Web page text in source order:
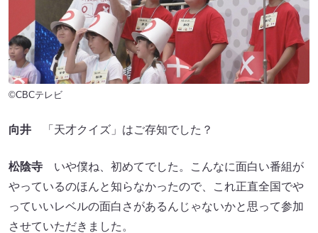
©CBCテレビ
向井 「天才クイズ」はご存知でした？
松陰寺 いや僕ね、初めてでした。こんなに面白い番組が
やっているのほんと知らなかったので、これ正直全国でや
っていいレベルの面白さがあるんじゃないかと思って参加
させていただきました。